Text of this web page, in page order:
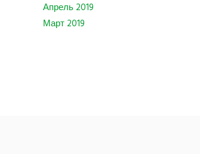
Апрель 2019
Март 2019